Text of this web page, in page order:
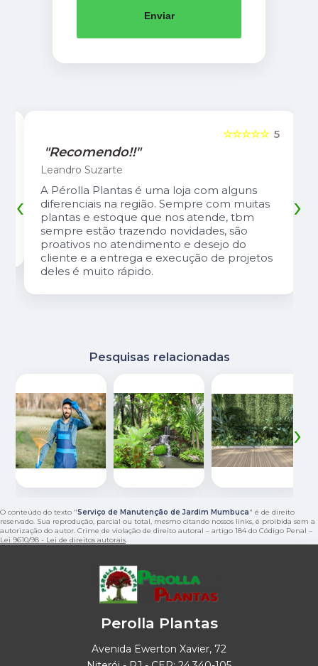
Enviar
5
☆☆☆☆☆
"Recomendo!!"
Leandro Suzarte
A Pérolla Plantas é uma loja com alguns
diferenciais na região. Sempre com muitas
plantas e estoque que nos atende, tbm
sempre estão trazendo novidades, são
proativos no atendimento e desejo do
cliente e a entrega e execução de projetos
deles é muito rápido.
‹ ›
Pesquisas relacionadas
‹ ›
O conteúdo do texto "Serviço de Manutenção de Jardim Mumbuca" é de direito
reservado. Sua reprodução, parcial ou total, mesmo citando nossos links, é proibida sem a
autorização do autor. Crime de violação de direito autoral – artigo 184 do Código Penal –
Lei 9610/98 - Lei de direitos autorais.
Perolla Plantas
Avenida Ewerton Xavier, 72